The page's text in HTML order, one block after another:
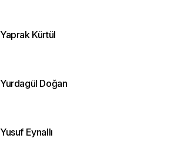
Yaprak Kürtül
Yurdagül Doğan
Yusuf Eynallı